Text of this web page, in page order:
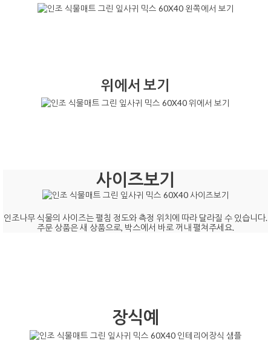
위에서 보기
사이즈보기
인조나무 식물의 사이즈는 펼침 정도와 측정 위치에 따라 달라질 수 있습니다.
주문 상품은 새 상품으로, 박스에서 바로 꺼내 펼쳐주세요.
장식예